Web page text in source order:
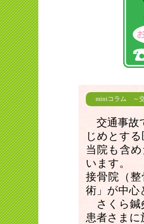
miniコラム ～
交通事故
じめとす
当院も含
います。
接骨院（
術」が中心
さくら鍼
患者さま